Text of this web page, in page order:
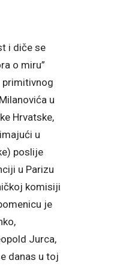
i diče se
o miru”
primitivnog
u
Hrvatske,
u
poslije
u Parizu
komisiji
je
Jurca,
danas u toj